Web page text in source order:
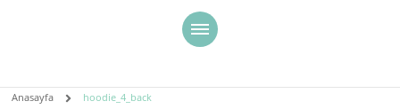
Anasayfa hoodie_4_back